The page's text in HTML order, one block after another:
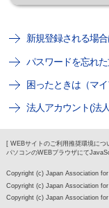
新規登録される場
パスワードを忘れ
困ったときは（マ
法人アカウント(法
[ WEBサイトのご利用推奨環境につ
パソコンのWEBブラウザにて
Copyright (c) Japan Association
Copyright (c) Japan Association
Copyright (c) Japan Association